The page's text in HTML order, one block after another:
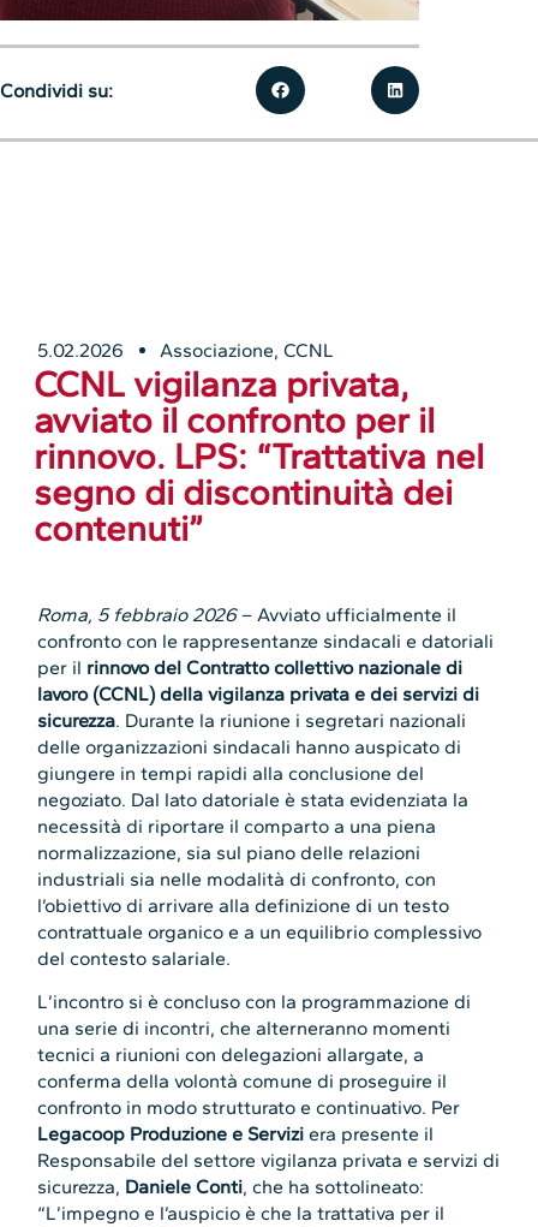
5.02.2026 Associazione,CCNL
CCNL vigilanza privata,
avviato il confronto per il
rinnovo. LPS: “Trattativa nel
segno di discontinuità dei
contenuti”
Roma, 5 febbraio 2026– Avviato ufficialmente il
confronto con le rappresentanze sindacali e datoriali
per il rinnovo del Contratto collettivo nazionale di
lavoro (CCNL) della vigilanza privata e dei servizi di
sicurezza. Durante la riunione i segretari nazionali
delle organizzazioni sindacali hanno auspicato di
giungere in tempi rapidi alla conclusione del
negoziato. Dal lato datoriale è stata evidenziata la
necessità di riportare il comparto a una piena
normalizzazione, sia sul piano delle relazioni
industriali sia nelle modalità di confronto, con
l’obiettivo di arrivare alla definizione di un testo
contrattuale organico e a un equilibrio complessivo
del contesto salariale.
L’incontro si è concluso con la programmazione di
una serie di incontri, che alterneranno momenti
tecnici a riunioni con delegazioni allargate, a
conferma della volontà comune di proseguire il
confronto in modo strutturato e continuativo. Per
Legacoop Produzione e Servizi era presente il
Responsabile del settore vigilanza privata e servizi di
sicurezza, Daniele Conti, che ha sottolineato:
“L’impegno e l’auspicio è che la trattativa per il
Condividi su: